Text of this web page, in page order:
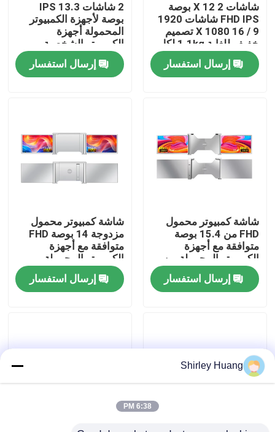
المنزل
حولنا
مراقبة الجودة
اتصل بنا
القضايا
اطلب اقتباس
شاشات 2 X 12 بوصة
FHD IPS شاشات 1920
X 1080 16 / 9 تصميم
خفيف للغاية 1.1kg لكل
شاشة 25.3mm سمك
دعم HDR 12 لغة OSD
إرسال استفسار
2 شاشات IPS 13.3
بوصة لأجهزة الكمبيوتر
المحمولة أجهزة
الكمبيوتر الشخصية
الهواتف المحمولة
وأجهزة اللعب دعم HDR
12 إعداد لغة
إرسال استفسار
شاشة كمبيوتر محمول
FHD من 15.4 بوصة
متوافقة مع أجهزة
الكمبيوتر المحمولة من
15.6-18.5 بوصة واجهة
من النوع C مع دعم HDRإرسال استفسار
شاشة كمبيوتر محمول
مزدوجة 14 بوصة FHD
متوافقة مع أجهزة
الكمبيوتر المحمولة
13.5-16.5 بوصة
مزدوجة من النوع C تدعم
الصوت الفيديو ميني
إرسال استفسار
Shirley Huang
6:38 PM